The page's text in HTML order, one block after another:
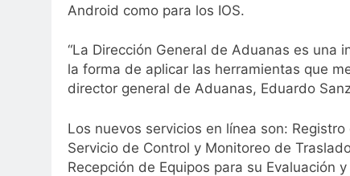
Android como para los IOS.
“La Dirección General de Aduanas es una
la forma de aplicar las herramientas que
director general de Aduanas, Eduardo
Los nuevos servicios en línea son: Registro
Servicio de Control y Monitoreo de
Recepción de Equipos para su Evaluación